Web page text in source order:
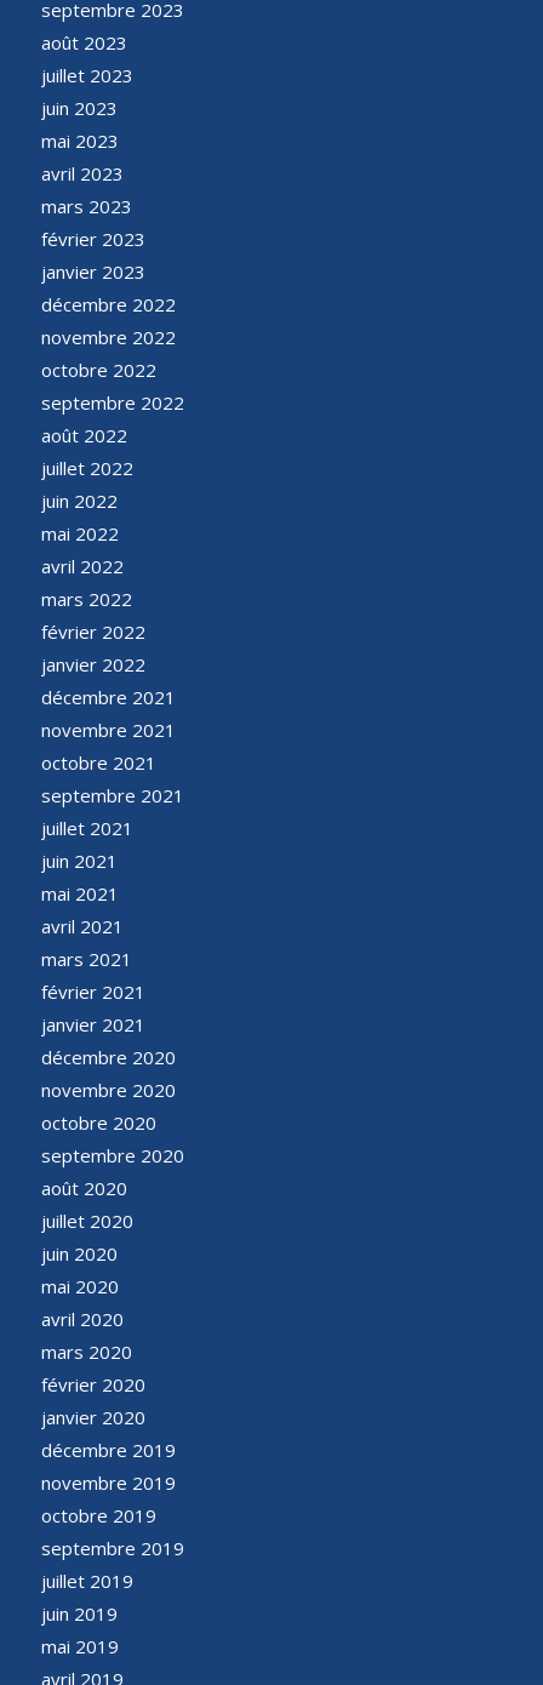
septembre 2023
août 2023
juillet 2023
juin 2023
mai 2023
avril 2023
mars 2023
février 2023
janvier 2023
décembre 2022
novembre 2022
octobre 2022
septembre 2022
août 2022
juillet 2022
juin 2022
mai 2022
avril 2022
mars 2022
février 2022
janvier 2022
décembre 2021
novembre 2021
octobre 2021
septembre 2021
juillet 2021
juin 2021
mai 2021
avril 2021
mars 2021
février 2021
janvier 2021
décembre 2020
novembre 2020
octobre 2020
septembre 2020
août 2020
juillet 2020
juin 2020
mai 2020
avril 2020
mars 2020
février 2020
janvier 2020
décembre 2019
novembre 2019
octobre 2019
septembre 2019
juillet 2019
juin 2019
mai 2019
avril 2019